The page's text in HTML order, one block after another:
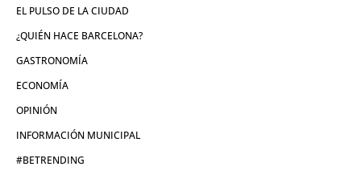
EL PULSO DE LA CIUDAD
¿QUIÉN HACE BARCELONA?
GASTRONOMÍA
ECONOMÍA
OPINIÓN
INFORMACIÓN MUNICIPAL
#BETRENDING